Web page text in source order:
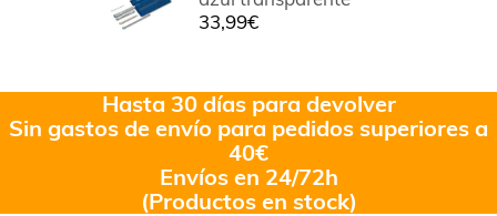
33,99€
Hasta 30 días para devolver
Sin gastos de envío para pedidos superiores a
40€
Envíos en 24/72h
(Productos en stock)